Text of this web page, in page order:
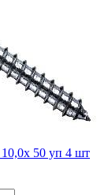
50 уп 4 шт